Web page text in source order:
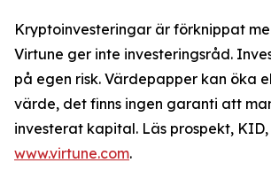
Kryptoinvesteringar är förknippat
Virtune ger inte investeringsråd.
på egen risk. Värdepapper kan öka
värde, det finns ingen garanti att
investerat kapital. Läs prospekt,
www.virtune.com.